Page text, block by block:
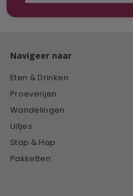
Navigeer naar
Eten & Drinken
Proeverijen
Wandelingen
Uitjes
Stap & Hap
Pakketten